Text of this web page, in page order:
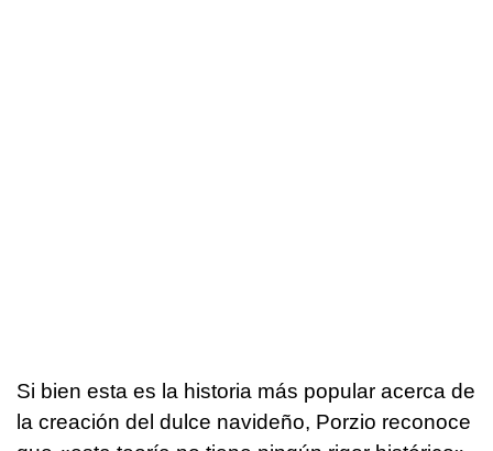
Si bien esta es la historia más popular acerca de
la creación del dulce navideño, Porzio reconoce